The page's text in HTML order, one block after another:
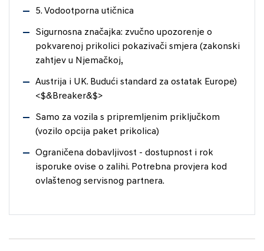
5. Vodootporna utičnica
Sigurnosna značajka: zvučno upozorenje o
pokvarenoj prikolici pokazivači smjera (zakonski
zahtjev u Njemačkoj,
Austrija i UK. Budući standard za ostatak Europe)
<$&Breaker&$>
Samo za vozila s pripremljenim priključkom
(vozilo opcija paket prikolica)
Ograničena dobavljivost - dostupnost i rok
isporuke ovise o zalihi. Potrebna provjera kod
ovlaštenog servisnog partnera.